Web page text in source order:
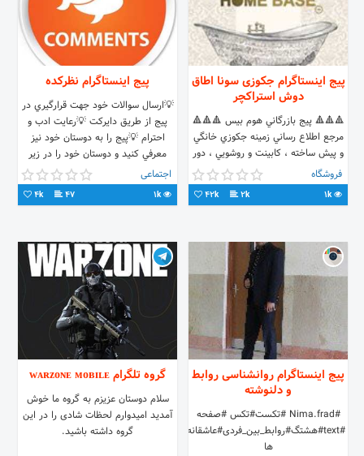
دابسمش لری ترانه لری سجاد رزمجو
شروین پناهی اهنگ لری عروسی لری
لباس لری
پیج اینستاگرام جکوزی سونا اطاق
دوش استراکچر
🔺🔺🔺 پيج بازرگاني هوم بيس 🔺🔺🔺
مرجع اطلاع رساني زمينه جكوزي خانگي
و پيش ساخته ، كابينت و روشويي ، دور
دوشي با ما همراه باشيد 22303035
فروشگاه
1k
2k
42k
پیج اینستاگرام نظركده
💡ارسال سوالات خود جهت قرارگيري در
پيج از طريق دايركت 💡رعايت ادب و
احترام 💡پيج را به دوستان خود نيز
معرفي كنيد و دوستان خود را در زير
مطالب تگ كنيد...🌺
اجتماعی
1k
47
4k
پیج اینستاگرام روانشناسی روابط
و دلنوشته
#Nima.frad #تکست#تکس #صفحه
#text#هشتگ#روابط_بین_فردی#عاشقانه
ها
گروه تلگرام ᴡᴀʀᴢᴏɴᴇ ᴍᴏʙɪʟᴇ
سلام دوستان عزیزم به گروه ما خوش
آمدید امیدوارم لحظات شادی را در این
گروه داشته باشید.